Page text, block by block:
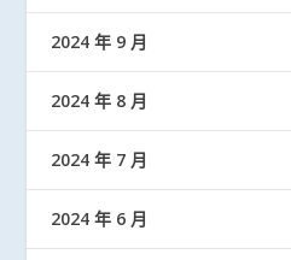
2024 年 9 月
2024 年 8 月
2024 年 7 月
2024 年 6 月